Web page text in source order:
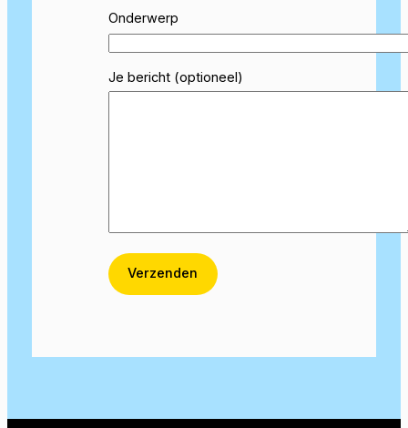
Onderwerp
Je bericht (optioneel)